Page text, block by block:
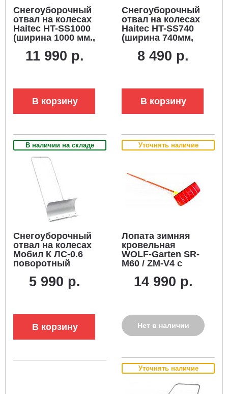
Снегоуборочный
отвал на колесах
Haitec HT-SS1000
(ширина 1000 мм.,
11 990 р.
В корзину
Снегоуборочный
отвал на колесах
Haitec HT-SS740
(ширина 740мм,
8 490 р.
В корзину
В наличии на складе
Снегоуборочный
отвал на колесах
Мобил К ЛС-0.6
поворотный
толщина стали 2
5 990 р.
В корзину
Уточнять наличие
Лопата зимняя
кровельная
WOLF-Garten SR-
M60 / ZM-V4 с
рукояткой 220-400
см., multi-star
14 990 р.
Нет в наличии
Уточнять наличие